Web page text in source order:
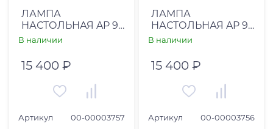
ЛАМПА
НАСТОЛЬНАЯ AP 91
(00-00003757)
В наличии
15 400 ₽
Артикул 00-00003757
ЛАМПА
НАСТОЛЬНАЯ AP 91
(00-00003756)
В наличии
15 400 ₽
Артикул 00-00003756